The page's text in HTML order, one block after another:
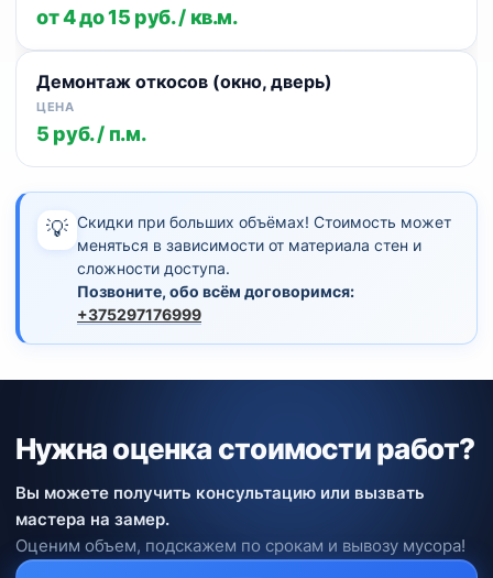
от 4 до 15 руб. / кв.м.
Демонтаж откосов (окно, дверь)
5 руб. / п.м.
💡 Скидки при больших объёмах! Стоимость может
меняться в зависимости от материала стен и
сложности доступа.
Позвоните, обо всём договоримся:
+375297176999
Нужна оценка стоимости работ?
Вы можете получить консультацию или вызвать
мастера на замер.
Оценим объем, подскажем по срокам и вывозу мусора!